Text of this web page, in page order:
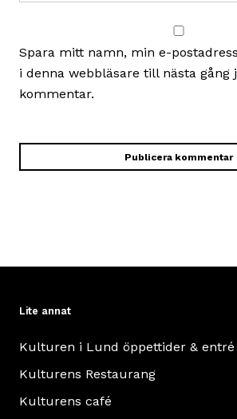
Spara mitt namn, min e-
i denna webbläsare till nästa gång
kommentar.
Lite annat
Kulturen i Lund öppettider & entré
Kulturens Restaurang
Kulturens café